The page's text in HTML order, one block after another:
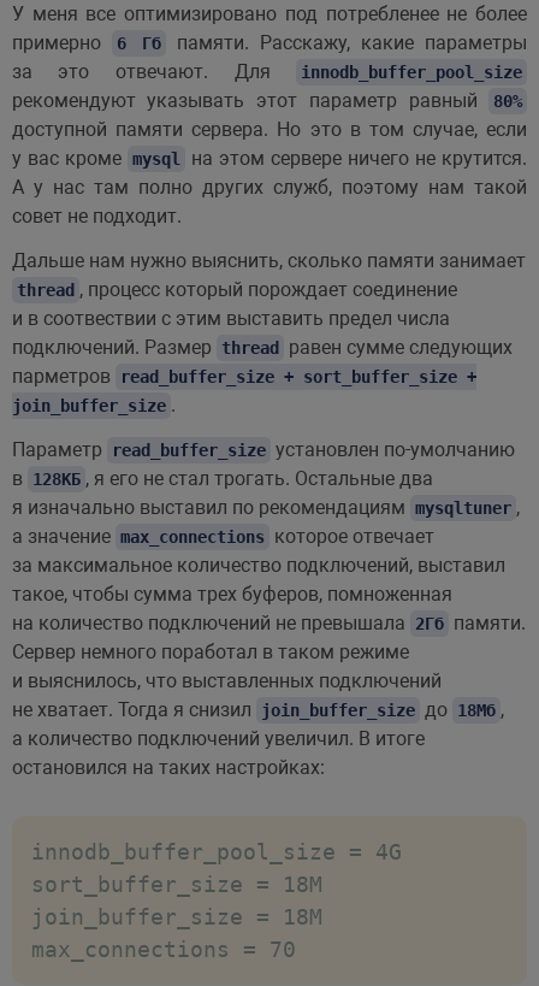
У меня все оптимизировано под потребленее не более
примерно
6 Гб
памяти. Расскажу, какие параметры
за это отвечают. Для
innodb_buffer_pool_size
рекомендуют указывать этот параметр равный 80%
доступной памяти сервера. Но это в том случае, если
у вас кроме mysql
на этом сервере ничего не крутится.
А у нас там полно других служб, поэтому нам такой
совет не подходит.
Дальше нам нужно выяснить, сколько памяти занимает
thread , процесс который порождает соединение
и в соотвествии с этим выставить предел числа
подключений. Размер
thread равен сумме следующих
парметров
read_buffer_size + sort_buffer_size +
join_buffer_size .
Параметр
read_buffer_size установлен по-умолчанию
в 128КБ , я его не стал трогать. Остальные два
я изначально выставил по рекомендациям mysqltuner ,
а значение max_connections которое отвечает
за максимальное количество подключений, выставил
такое, чтобы сумма трех буферов, помноженная
на количество подключений не превышала
2Гб памяти.
Сервер немного поработал в таком режиме
и выяснилось, что выставленных подключений
не хватает. Тогда я снизил
join_buffer_size до 18Мб ,
а количество подключений увеличил. В итоге
остановился на таких настройках:
innodb_buffer_pool_size = 4G
sort_buffer_size = 18M
join_buffer_size = 18M
max_connections = 70